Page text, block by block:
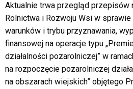
Aktualnie trwa przegląd
Rolnictwa i Rozwoju Wsi w
warunków i trybu przyznawania,
finansowej na operacje typu
działalności pozarolniczej” w
na rozpoczęcie pozarolniczej
na obszarach wiejskich” objętego